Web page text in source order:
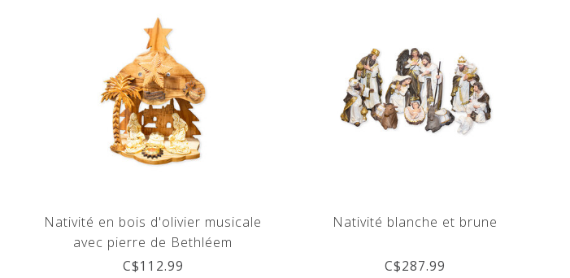
Nativité en bois d'olivier musicale
avec pierre de Bethléem
C$112.99
Nativité blanche et brune
C$287.99